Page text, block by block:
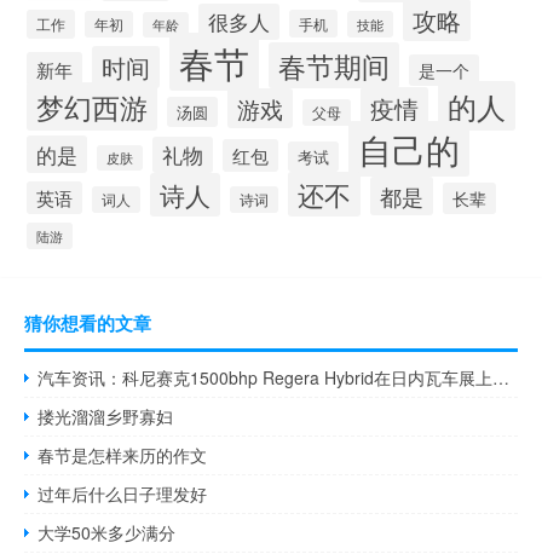
工作 年初 年龄 很多人 手机 技能 攻略
新年 时间 春节 春节期间 是一个
梦幻西游 汤圆 游戏 父母 疫情 的人
的是 皮肤 礼物 红包 考试 自己的
英语 词人 诗人 诗词 还不 都是 长辈
陆游
猜你想看的文章
汽车资讯：科尼赛克1500bhp Regera Hybrid在日内瓦车展上首批客户车
搂光溜溜乡野寡妇
春节是怎样来历的作文
过年后什么日子理发好
大学50米多少满分